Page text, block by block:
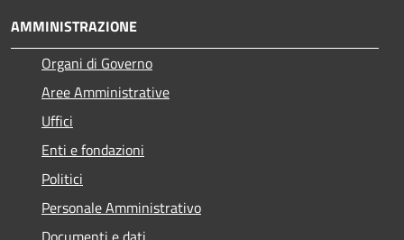
AMMINISTRAZIONE
Organi di Governo
Aree Amministrative
Uffici
Enti e fondazioni
Politici
Personale Amministrativo